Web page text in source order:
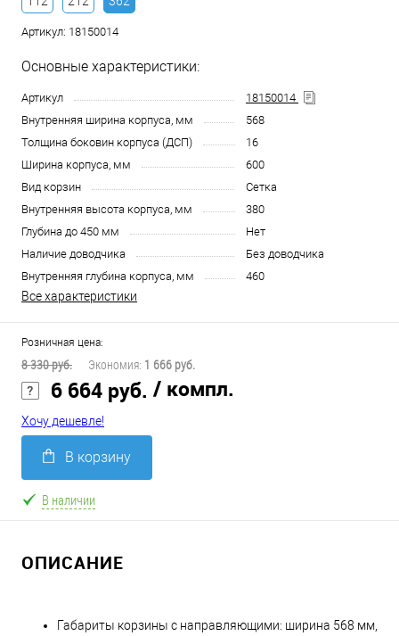
Артикул: 18150014
Основные характеристики:
Артикул
18150014
Внутренняя ширина корпуса, мм
568
Толщина боковин корпуса (ДСП)
16
Ширина корпуса, мм
600
Вид корзин
Сетка
Внутренняя высота корпуса, мм
380
Глубина до 450 мм
Нет
Наличие доводчика
Без доводчика
Внутренняя глубина корпуса, мм
460
Все характеристики
Розничная цена:
8 330 руб. Экономия: 1 666 руб.
6 664 руб. / компл.
Хочу дешевле!
В корзину
В наличии
ОПИСАНИЕ
Габариты корзины с направляющими: ширина 568 мм,